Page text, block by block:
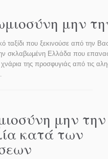
μην
ταξίδι που ξεκινούσε από την
σκλαβωμένη Ελλάδα που
της προσφυγιάς από τις
μην την
κατά των